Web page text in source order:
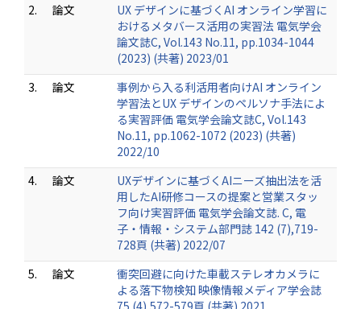
2.
論文
UX デザインに基づくAI オンライン学習に
おけるメタバース活用の実習法 電気学会
論文誌C, Vol.143 No.11, pp.1034-1044
(2023) (共著) 2023/01
3.
論文
事例から入る利活用者向けAI オンライン
学習法とUX デザインのペルソナ手法によ
る実習評価 電気学会論文誌C, Vol.143
No.11, pp.1062-1072 (2023) (共著)
2022/10
4.
論文
UXデザインに基づくAIニーズ抽出法を活
用したAI研修コースの提案と営業スタッ
フ向け実習評価 電気学会論文誌. C, 電
子・情報・システム部門誌 142 (7),719-
728頁 (共著) 2022/07
5.
論文
衝突回避に向けた車載ステレオカメラに
よる落下物検知 映像情報メディア学会誌
75 (4),572-579頁 (共著) 2021